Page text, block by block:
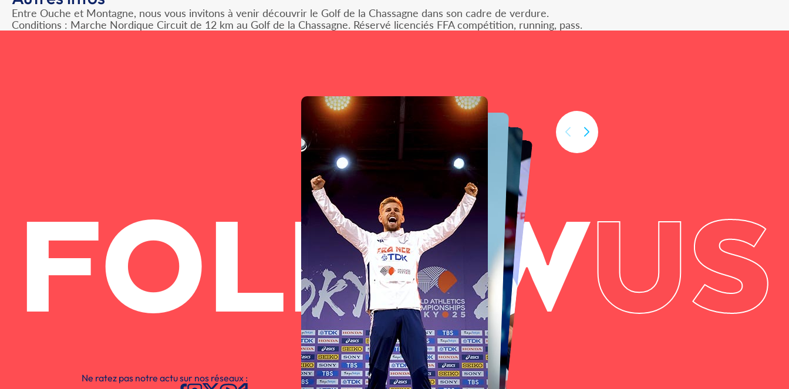
Entre Ouche et Montagne, nous vous invitons à venir découvrir le Golf de la Chassagne dans son cadre de verdure.
Conditions : Marche Nordique Circuit de 12 km au Golf de la Chassagne. Réservé licenciés FFA compétition, running, pass.
FOLLOWUS
Ne ratez pas notre actu sur nos réseaux :